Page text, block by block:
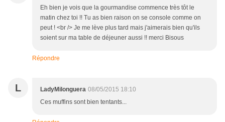
Eh bien je vois que la gourmandise commence très tôt le
matin chez toi !! Tu as bien raison on se console comme on
peut ! <br /> Je me lève plus tard mais j'aimerais bien qu'ils
soient sur ma table de déjeuner aussi !! merci Bisous
Répondre
L LadyMilonguera 08/05/2015 18:10
Ces muffins sont bien tentants...